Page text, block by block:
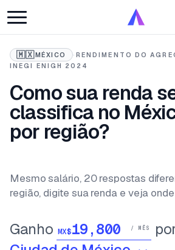
🇲🇽MÉXICO · RENDIMENTO DO
INEGI ENIGH 2024
Como sua renda
classifica no
por região?
Mesmo salário, 20 respostas
região, digite sua renda e veja
Ganho MX$ / MÊS